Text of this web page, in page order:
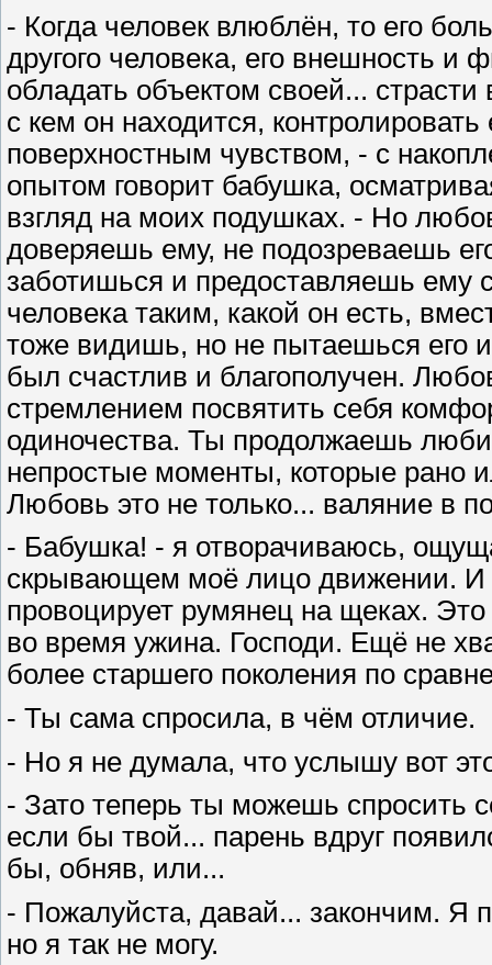
- Когда человек влюблён, то его
другого человека, его внешность и
обладать объектом своей... страсти
с кем он находится,
поверхностным чувством, - с
опытом говорит бабушка,
взгляд на моих подушках. - Но
доверяешь ему, не подозреваешь
заботишься и предоставляешь ему
человека таким, какой он есть,
тоже видишь, но не пытаешься его
был счастлив и благополучен.
стремлением посвятить себя
одиночества. Ты продолжаешь
непростые моменты, которые рано
Любовь это не только... валяние в
- Бабушка! - я отворачиваюсь,
скрывающем моё лицо движении. И
провоцирует румянец на щеках.
во время ужина. Господи. Ещё не
более старшего поколения по
- Ты сама спросила, в чём отличие.
- Но я не думала, что услышу вот
- Зато теперь ты можешь спросить
если бы твой... парень вдруг
бы, обняв, или...
- Пожалуйста, давай... закончим. Я
но я так не могу.